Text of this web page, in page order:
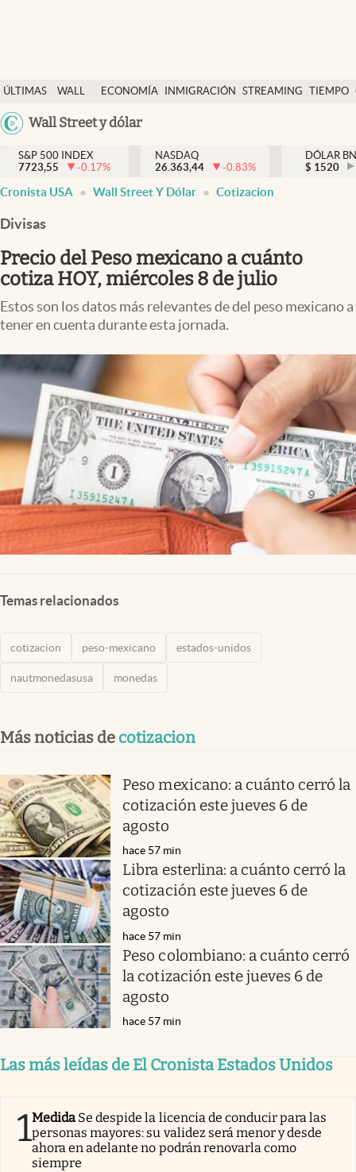
ÚLTIMAS
NOTICIAS
WALL
DÓLAR
ECONOMÍA INMIGRACIÓN STREAMING TIEMPO
México
Wall Street y dólar
Finanzas y economía
Wall Street y dólar
Inmigración
Espiritual
Streaming
Lifestyle
USA
S&P 500 INDEX
7723,55
-0.17%
NASDAQ
26.363,44
-0.83%
DÓLAR
$ 1520
Cronista USA Wall Street Y Dólar Cotizacion
Divisas
Precio del Peso mexicano a cuánto
cotiza HOY, miércoles 8 de julio
Estos son los datos más relevantes de del peso mexicano a
tener en cuenta durante esta jornada.
Temas relacionados
cotizacion peso-mexicano estados-unidos
nautmonedasusa monedas
Más noticias de cotizacion
Peso mexicano: a cuánto cerró la
cotización este jueves 6 de
agosto
hace 57 min
Libra esterlina: a cuánto cerró la
cotización este jueves 6 de
agosto
hace 57 min
Peso colombiano: a cuánto cerró
la cotización este jueves 6 de
agosto
hace 57 min
Las más leídas de El Cronista Estados Unidos
1Medida Se despide la licencia de conducir para las
personas mayores: su validez será menor y desde
ahora en adelante no podrán renovarla como
siempre